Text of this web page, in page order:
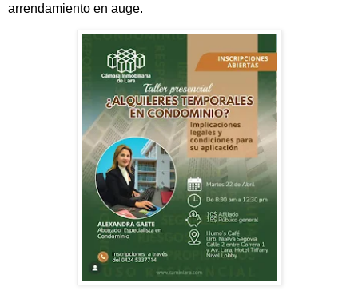
arrendamiento en auge.